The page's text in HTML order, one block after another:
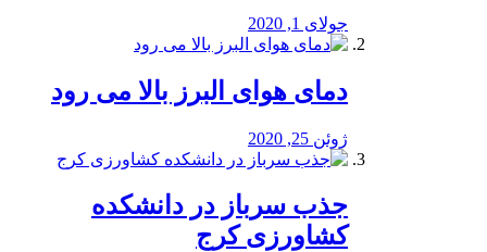
جولای 1, 2020
دمای هوای البرز بالا می رود
ژوئن 25, 2020
جذب سرباز در دانشکده
کشاورزی کرج